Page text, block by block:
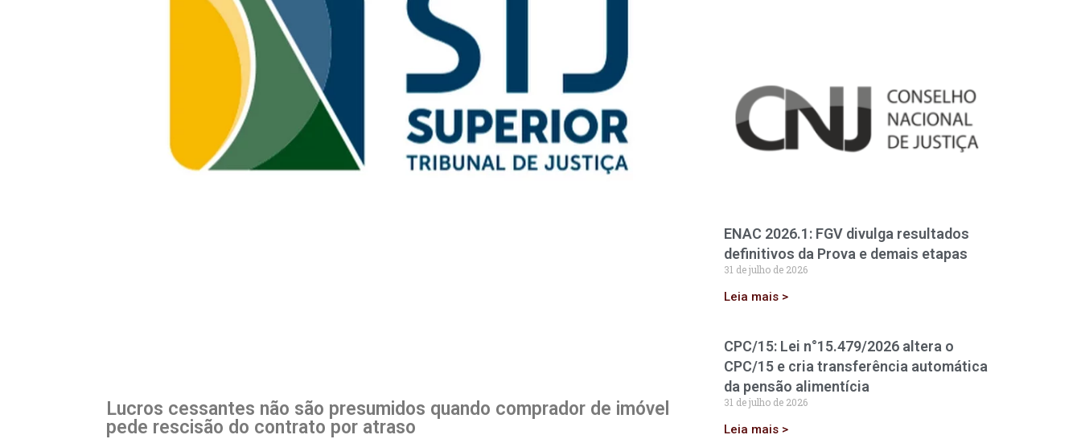
Lucros cessantes não são presumidos quando comprador de imóvel
pede rescisão do contrato por atraso
ENAC 2026.1: FGV divulga resultados
definitivos da Prova e demais etapas
31 de julho de 2026
Leia mais >
CPC/15: Lei n°15.479/2026 altera o
CPC/15 e cria transferência automática
da pensão alimentícia
31 de julho de 2026
Leia mais >